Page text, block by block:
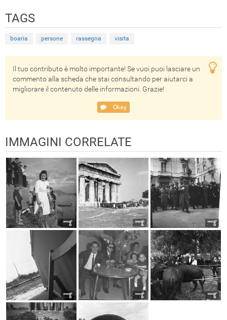
TAGS
boaria persone rassegna visita
Il tuo contributo è molto importante! Se vuoi puoi lasciare un
commento alla scheda che stai consultando per aiutarci a
migliorare il contenuto delle informazioni. Grazie!
Okay
IMMAGINI CORRELATE